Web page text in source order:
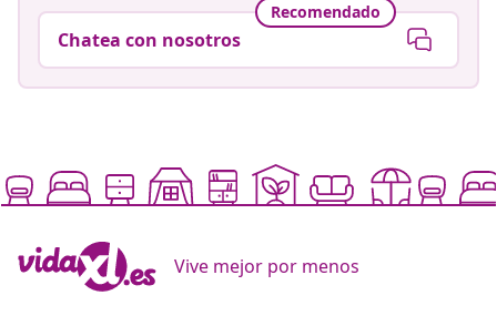
Recomendado
Chatea con nosotros
Vive mejor por menos